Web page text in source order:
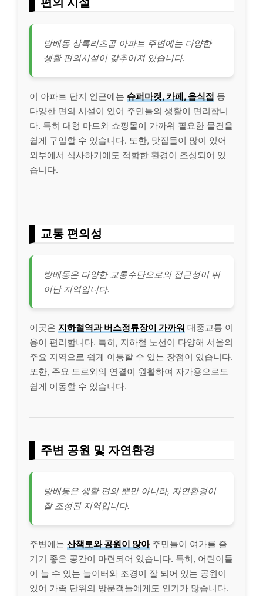
방배동 상록리츠콤 아파트 주변에는 다양한
생활 편의시설이 갖추어져 있습니다.
이 아파트 단지 인근에는 슈퍼마켓, 카페, 음식점 등
다양한 편의 시설이 있어 주민들의 생활이 편리합니
다. 특히 대형 마트와 쇼핑몰이 가까워 필요한 물건을
쉽게 구입할 수 있습니다. 또한, 맛집들이 많이 있어
외부에서 식사하기에도 적합한 환경이 조성되어 있
습니다.
교통 편의성
방배동은 다양한 교통수단으로의 접근성이 뛰
어난 지역입니다.
이곳은 지하철역과 버스정류장이 가까워 대중교통 이
용이 편리합니다. 특히, 지하철 노선이 다양해 서울의
주요 지역으로 쉽게 이동할 수 있는 장점이 있습니다.
또한, 주요 도로와의 연결이 원활하여 자가용으로도
쉽게 이동할 수 있습니다.
주변 공원 및 자연환경
방배동은 생활 편의 뿐만 아니라, 자연환경이
잘 조성된 지역입니다.
주변에는 산책로와 공원이 많아주민들이 여가를 즐
기기 좋은 공간이 마련되어 있습니다. 특히, 어린이들
이 놀 수 있는 놀이터와 조경이 잘 되어 있는 공원이
있어 가족 단위의 방문객들에게도 인기가 많습니다.